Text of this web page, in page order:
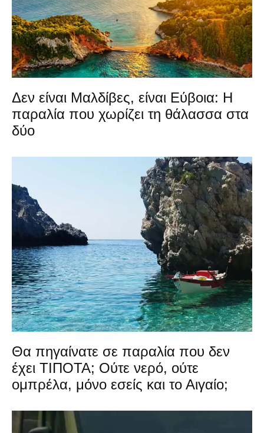
Δεν είναι Μαλδίβες, είναι Εύβοια: Η
παραλία που χωρίζει τη θάλασσα στα
δύο
Θα πηγαίνατε σε παραλία που δεν
έχει ΤΙΠΟΤΑ; Ούτε νερό, ούτε
ομπρέλα, μόνο εσείς και το Αιγαίο;